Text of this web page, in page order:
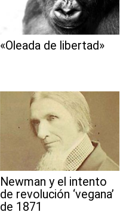
«Oleada de libertad»
Newman y el intento
de revolución ‘vegana’
de 1871